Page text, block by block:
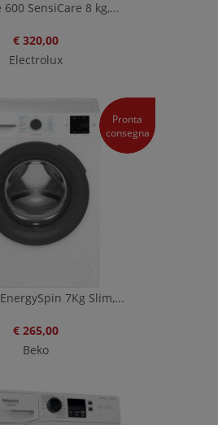
600 SensiCare 8 kg,...
€ 320,00
Electrolux
Pronta
consegna
7Kg Slim,...
€ 265,00
Beko